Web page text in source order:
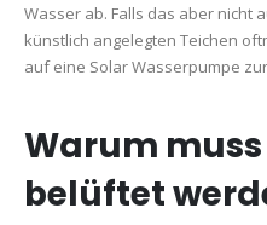
Wasser ab. Falls das aber nicht
künstlich angelegten Teichen
auf eine Solar Wasserpumpe
Warum muss
belüftet